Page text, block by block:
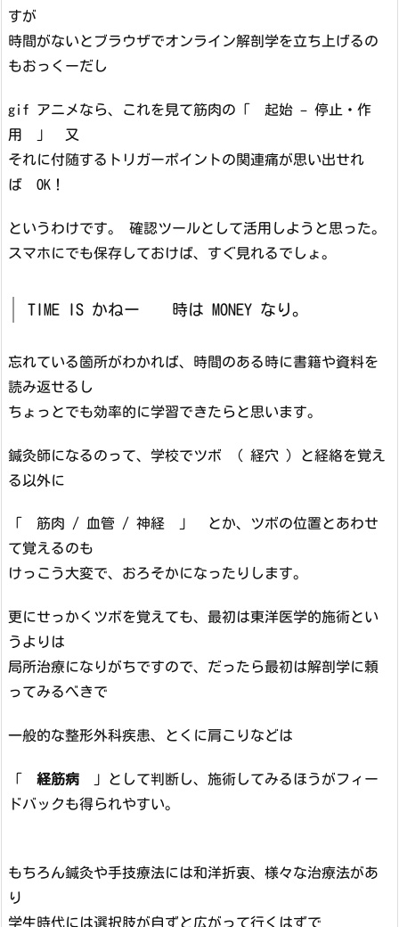
すが
時間がないとブラウザでオンライン解剖学を立ち上げるの
もおっくーだし
gif アニメなら、これを見て筋肉の「 起始 – 停止・作
用 」 又
それに付随するトリガーポイントの関連痛が思い出せれ
ば OK！
というわけです。 確認ツールとして活用しようと思った。
スマホにでも保存しておけば、すぐ見れるでしょ。
TIME IS かねー 時は MONEY なり。
忘れている箇所がわかれば、時間のある時に書籍や資料を
読み返せるし
ちょっとでも効率的に学習できたらと思います。
鍼灸師になるのって、学校でツボ （ 経穴 ）と経絡を覚え
る以外に
「 筋肉 / 血管 / 神経 」 とか、ツボの位置とあわせ
て覚えるのも
けっこう大変で、おろそかになったりします。
更にせっかくツボを覚えても、最初は東洋医学的施術とい
うよりは
局所治療になりがちですので、だったら最初は解剖学に頼
ってみるべきで
一般的な整形外科疾患、とくに肩こりなどは
経筋病 」として判断し、施術してみるほうがフィー
ドバックも得られやすい。
もちろん鍼灸や手技療法には和洋折衷、様々な治療法があ
り
学生時代には選択肢が自ずと広がって行くはずで